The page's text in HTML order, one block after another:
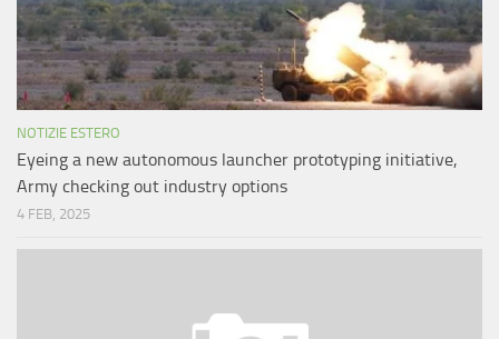
NOTIZIE ESTERO
Eyeing a new autonomous launcher prototyping initiative,
Army checking out industry options
4 FEB, 2025